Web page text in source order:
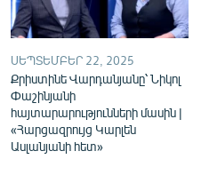
ՍԵՊՏԵՄԲԵՐ 22, 2025
Քրիստինե Վարդանյանը՝ Նիկոլ
Փաշինյանի
հայտարարությունների մասին |
«Հարցազրույց Կարլեն
Ասլանյանի հետ»